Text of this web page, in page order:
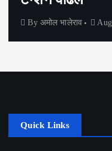
August 6, 2026
Quick Links